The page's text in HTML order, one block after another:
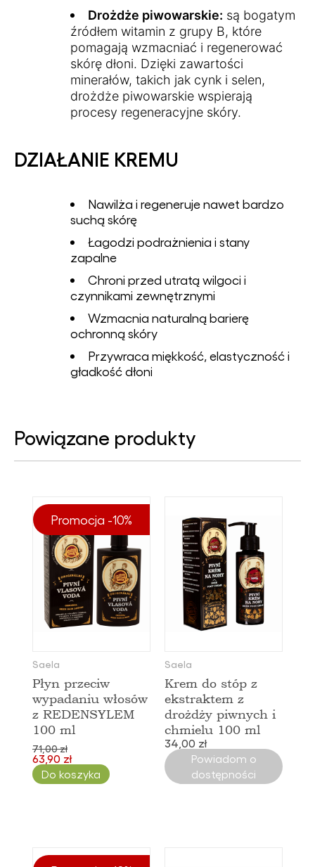
Drożdże piwowarskie: są bogatym
źródłem witamin z grupy B, które
pomagają wzmacniać i regenerować
skórę dłoni. Dzięki zawartości
minerałów, takich jak cynk i selen,
drożdże piwowarskie wspierają
procesy regeneracyjne skóry.
DZIAŁANIE KREMU
Nawilża i regeneruje nawet bardzo
suchą skórę
Łagodzi podrażnienia i stany
zapalne
Chroni przed utratą wilgoci i
czynnikami zewnętrznymi
Wzmacnia naturalną barierę
ochronną skóry
Przywraca miękkość, elastyczność i
gładkość dłoni
Powiązane produkty
Promocja -10%
Saela
Płyn przeciw
wypadaniu włosów
z REDENSYLEM
100 ml
71,00 zł
63,90 zł
Do koszyka
Saela
Krem do stóp z
ekstraktem z
drożdży piwnych i
chmielu 100 ml
34,00 zł
Powiadom o
dostępności